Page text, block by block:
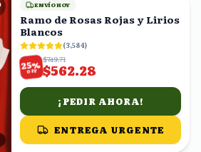
ENVÍO HOY
Ramo de Rosas Rojas y Lirios
Blancos
(3,584)
25%
OFF
$749.71
$562.28
¡PEDIR AHORA!
ENTREGA URGENTE